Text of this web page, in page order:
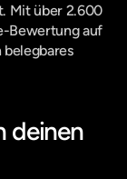
Mit über 2.600
Bewertung auf
belegbares
deinen